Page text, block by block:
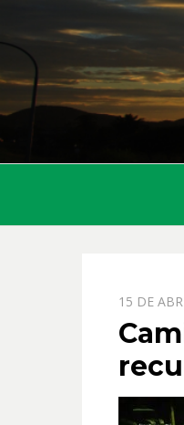
EM
15 DE